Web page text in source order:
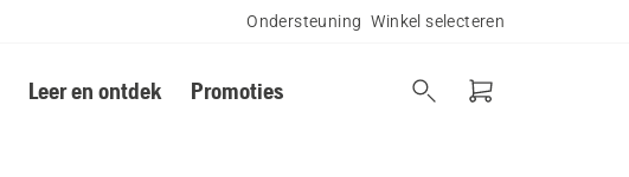
Ondersteuning Winkel selecteren
Leer en ontdek Promoties